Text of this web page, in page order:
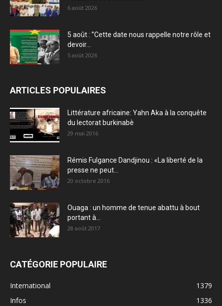
6 août 2026
5 août : ”Cette date nous rappelle notre rôle et
devoir...
5 août 2026
ARTICLES POPULAIRES
Littérature africaine: Yahn Aka à la conquête
du lectorat burkinabè
29 mai 2016
Rémis Fulgance Dandjinou : «La liberté de la
presse ne peut...
20 octobre 2016
Ouaga : un homme de tenue abattu à bout
portant à...
28 août 2017
CATÉGORIE POPULAIRE
International
1379
Infos
1336